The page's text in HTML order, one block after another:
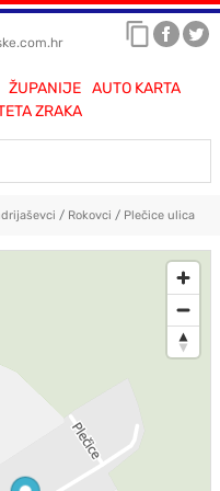
ŽUPANIJE
AUTO KARTA
ZRAKA
/ Rokovci / Plečice ulica